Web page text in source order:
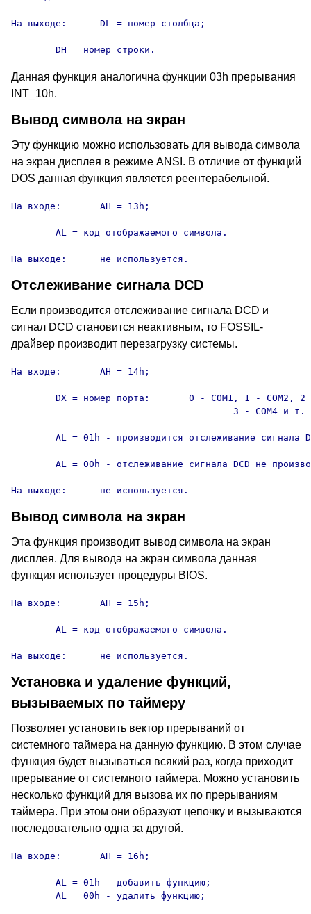
На выходе:	DL = номер столбца;
	DH = номер строки.
Данная функция аналогична функции 03h прерывания
INT_10h.
Вывод символа на экран
Эту функцию можно использовать для вывода символа
на экран дисплея в режиме ANSI. В отличие от функций
DOS данная функция является реентерабельной.
На входе:	AH = 13h;
На выходе:	не используется.
Отслеживание сигнала DCD
Если производится отслеживание сигнала DCD и
сигнал DCD становится неактивным, то FOSSIL-
драйвер производит перезагрузку системы.
На входе:	AH = 14h;
На выходе:	не используется.
Вывод символа на экран
Эта функция производит вывод символа на экран
дисплея. Для вывода на экран символа данная
функция использует процедуры BIOS.
На входе:	AH = 15h;
На выходе:	не используется.
Установка и удаление функций,
вызываемых по таймеру
Позволяет установить вектор прерываний от
системного таймера на данную функцию. В этом случае
функция будет вызываться всякий раз, когда приходит
прерывание от системного таймера. Можно установить
несколько функций для вызова их по прерываниям
таймера. При этом они образуют цепочку и вызываются
последовательно одна за другой.
На входе:	AH = 16h;